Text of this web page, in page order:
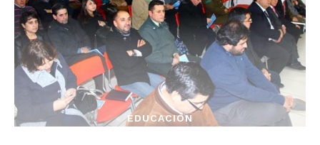
EDUCACIÓN